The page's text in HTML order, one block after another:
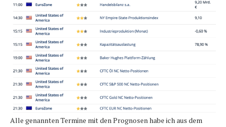
Alle genannten Termine mit den Prognosen habe ich aus dem